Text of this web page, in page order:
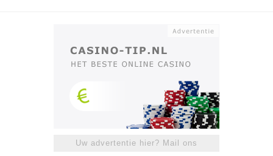
Uw advertentie hier? Mail ons